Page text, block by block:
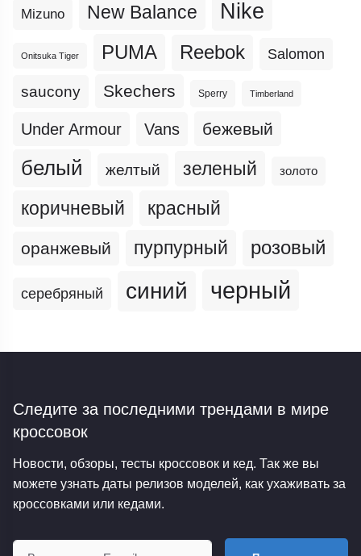
Mizuno New Balance Nike
Onitsuka Tiger PUMA Reebok Salomon
saucony Skechers Sperry Timberland
Under Armour Vans бежевый
белый желтый зеленый золото
коричневый красный
оранжевый пурпурный розовый
серебряный синий черный
Следите за последними трендами в мире
кроссовок
Новости, обзоры, тесты кроссовок и кед. Так же вы
можете узнать даты релизов моделей, как ухаживать за
кроссовками или кедами.